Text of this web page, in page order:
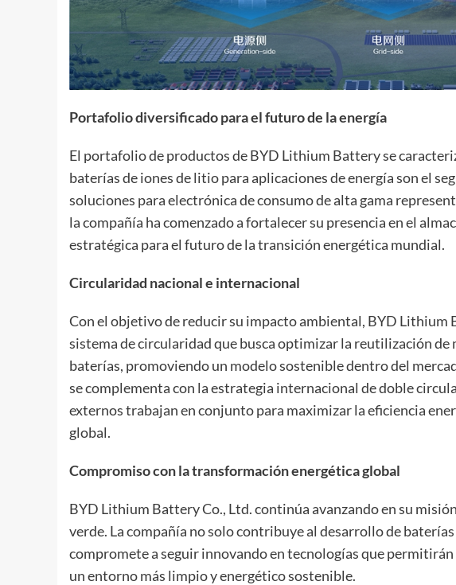
Portafolio diversificado para el futuro de la energía
El portafolio de productos de BYD Lithium Battery se
baterías de iones de litio para aplicaciones de energía son el
soluciones para electrónica de consumo de alta gama
la compañía ha comenzado a fortalecer su presencia en el
estratégica para el futuro de la transición energética mundial.
Circularidad nacional e internacional
Con el objetivo de reducir su impacto ambiental, BYD Lithium
sistema de circularidad que busca optimizar la reutilización de
baterías, promoviendo un modelo sostenible dentro del
se complementa con la estrategia internacional de doble
externos trabajan en conjunto para maximizar la eficiencia
global.
Compromiso con la transformación energética global
BYD Lithium Battery Co., Ltd. continúa avanzando en su
verde. La compañía no solo contribuye al desarrollo de
compromete a seguir innovando en tecnologías que
un entorno más limpio y energético sostenible.